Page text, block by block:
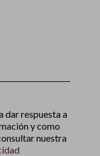
dar respuesta a
y como
nuestra